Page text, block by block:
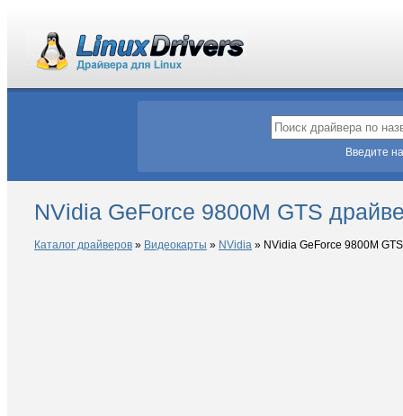
Введите
NVidia GeForce 9800M GTS
Каталог драйверов » Видеокарты » NVidia » NVidia GeForce 9800M GTS